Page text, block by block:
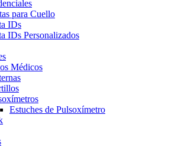
para Cuello
IDs
IDs Personalizados
Médicos
Estuches de Pulsoxímetro